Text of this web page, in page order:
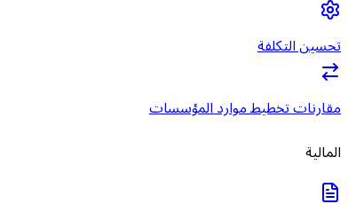
تحسين التكلفة
مقارنات تخطيط موارد المؤسسات
المالية